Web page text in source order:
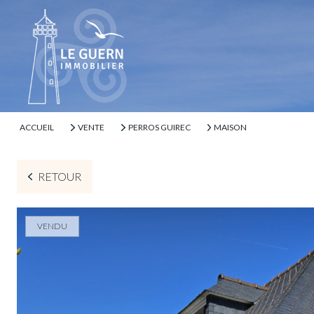
ACCUEIL VENTE PERROS GUIREC MAISON
RETOUR
VENDU